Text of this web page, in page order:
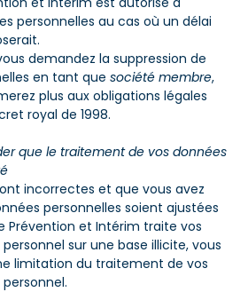
personnelles au cas où un délai
demandez la suppression de
en tant que société membre,
plus aux obligations légales
royal de 1998.
que le traitement de vos données
incorrectes et que vous avez
personnelles soient ajustées
Prévention et Intérim traite vos
sur une base illicite, vous
limitation du traitement de vos